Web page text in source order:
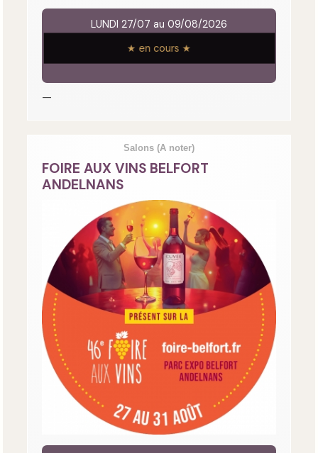
LUNDI 27/07 au 09/08/2026
★ en cours ★
—
Salons (A noter)
FOIRE AUX VINS BELFORT
ANDELNANS